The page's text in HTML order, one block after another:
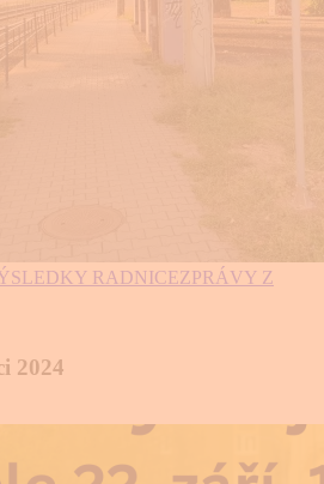
RADNICEZPRÁVY Z
2024